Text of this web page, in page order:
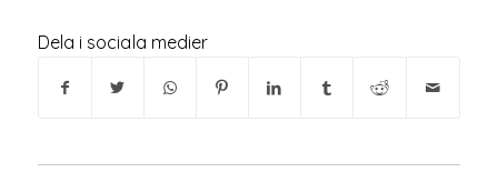
Dela i sociala medier